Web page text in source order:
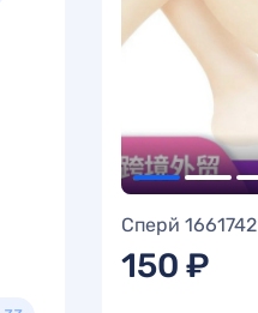
Сперй 1661742
150 ₽